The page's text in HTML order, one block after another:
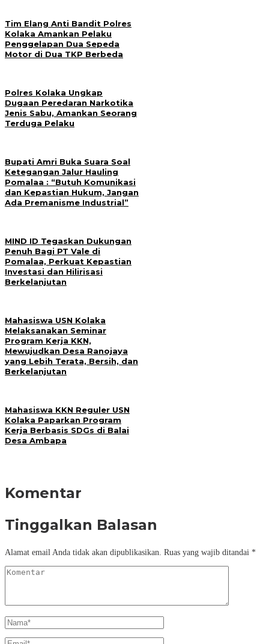
Tim Elang Anti Bandit Polres
Kolaka Amankan Pelaku
Penggelapan Dua Sepeda
Motor di Dua TKP Berbeda
Polres Kolaka Ungkap
Dugaan Peredaran Narkotika
Jenis Sabu, Amankan Seorang
Terduga Pelaku
Bupati Amri Buka Suara Soal
Ketegangan Jalur Hauling
Pomalaa : “Butuh Komunikasi
dan Kepastian Hukum, Jangan
Ada Premanisme Industrial”
MIND ID Tegaskan Dukungan
Penuh Bagi PT Vale di
Pomalaa, Perkuat Kepastian
Investasi dan Hilirisasi
Berkelanjutan
Mahasiswa USN Kolaka
Melaksanakan Seminar
Program Kerja KKN,
Mewujudkan Desa Ranojaya
yang Lebih Terata, Bersih, dan
Berkelanjutan
Mahasiswa KKN Reguler USN
Kolaka Paparkan Program
Kerja Berbasis SDGs di Balai
Desa Ambapa
Komentar
Tinggalkan Balasan
Alamat email Anda tidak akan dipublikasikan. Ruas yang wajib ditandai *